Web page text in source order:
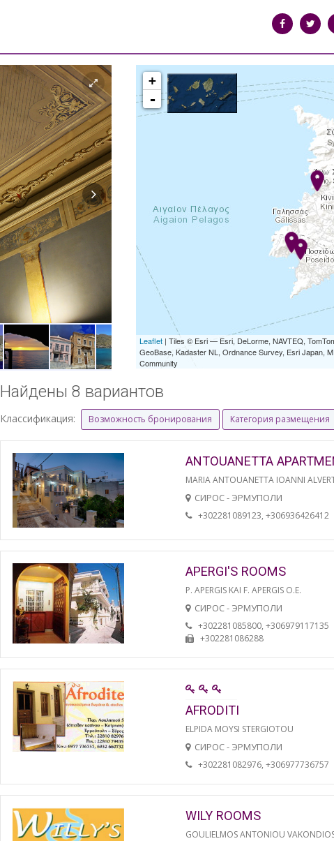
syros_vaporia_F268133321.jpg
+
-
Leaflet | Tiles © Esri — Esri, DeLorme, NAVTEQ,
GeoBase, Kadaster NL, Ordnance Survey, Esri Japan,
Community
Найдены 8 вариантов
Классификация: Возможность бронирования Категория размещения
ANTOUANETTA
MARIA ANTOUANETTA IOANNI
СИРОС - ЭРМУПОЛИ
+302281089123, +306936426412
APERGI'S ROOMS
P. APERGIS KAI F. APERGIS O.E.
СИРОС - ЭРМУПОЛИ
+302281085800, +306979117135
+302281086288
AFRODITI
ELPIDA MOYSI STERGIOTOU
СИРОС - ЭРМУПОЛИ
+302281082976, +306977736757
WILY ROOMS
GOULIELMOS ANTONIOU